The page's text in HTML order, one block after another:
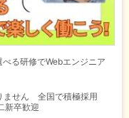
る研修でWebエンジニア
ません 全国で積極採用
新卒歓迎